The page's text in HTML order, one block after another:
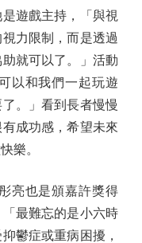
遊戲主持，「與視
力限制，而是透過
就可以了。」活動
以和我們一起玩遊
。」看到長者慢慢
成功感，希望未來
樂。
也是頒嘉許獎得
最難忘的是小六時
鬱症或重病困擾，